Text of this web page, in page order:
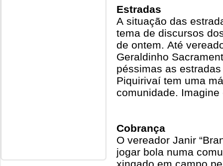
Estradas
A situação das
tema de discursos
de ontem. Até
Geraldinho
péssimas as
Piquirivaí tem uma
comunidade.
Cobrança
O vereador Janir
jogar bola numa